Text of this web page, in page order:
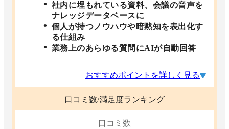
社内に埋もれている資料、会議の音声を
ナレッジデータベースに
個人が持つノウハウや暗黙知を表出化す
る仕組み
業務上のあらゆる質問にAIが自動回答
おすすめポイントを詳しく見る
口コミ数/満足度ランキング
口コミ数